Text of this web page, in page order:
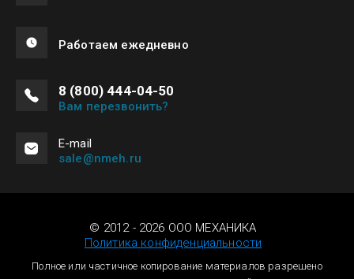
Работаем ежедневно
8 (800) 444-04-50
Вам перезвонить?
Е-mail
sale@nmeh.ru
© 2012 - 2026 ООО МЕХАНИКА
Политика конфиденциальности
Полное или частичное копирование материалов разрешено